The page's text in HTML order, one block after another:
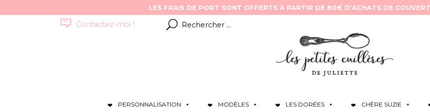
Contactez-moi !
Résultats
pour
PERSONNALISATION MODÈLES LES DORÉES CHÈRE SUZIE